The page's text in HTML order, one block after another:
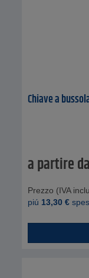
Chiave a
a partire da
Prezzo (IVA
piú 13,30 €